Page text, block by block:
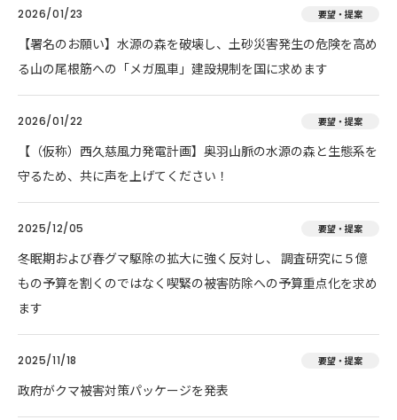
2026/01/23 要望・提案
【署名のお願い】水源の森を破壊し、土砂災害発生の危険を高め
る山の尾根筋への「メガ風車」建設規制を国に求めます
2026/01/22 要望・提案
【（仮称）西久慈風力発電計画】奥羽山脈の水源の森と生態系を
守るため、共に声を上げてください！
2025/12/05 要望・提案
冬眠期および春グマ駆除の拡大に強く反対し、 調査研究に５億
もの予算を割くのではなく喫緊の被害防除への予算重点化を求め
ます
2025/11/18 要望・提案
政府がクマ被害対策パッケージを発表